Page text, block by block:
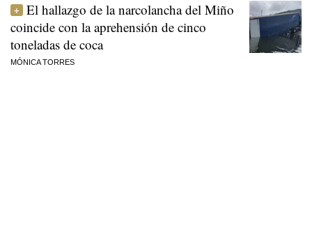
El hallazgo de la narcolancha del Miño
coincide con la aprehensión de cinco
toneladas de coca
MÓNICA TORRES